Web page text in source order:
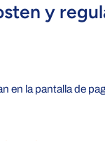
y
en la pantalla de